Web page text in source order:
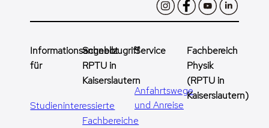
Informationsangebot
für
Studieninteressierte
Schnellzugriff
RPTU in
Kaiserslautern
Fachbereiche
Service
Anfahrtswege
und Anreise
Fachbereich
Physik
(RPTU in
Kaiserslautern)